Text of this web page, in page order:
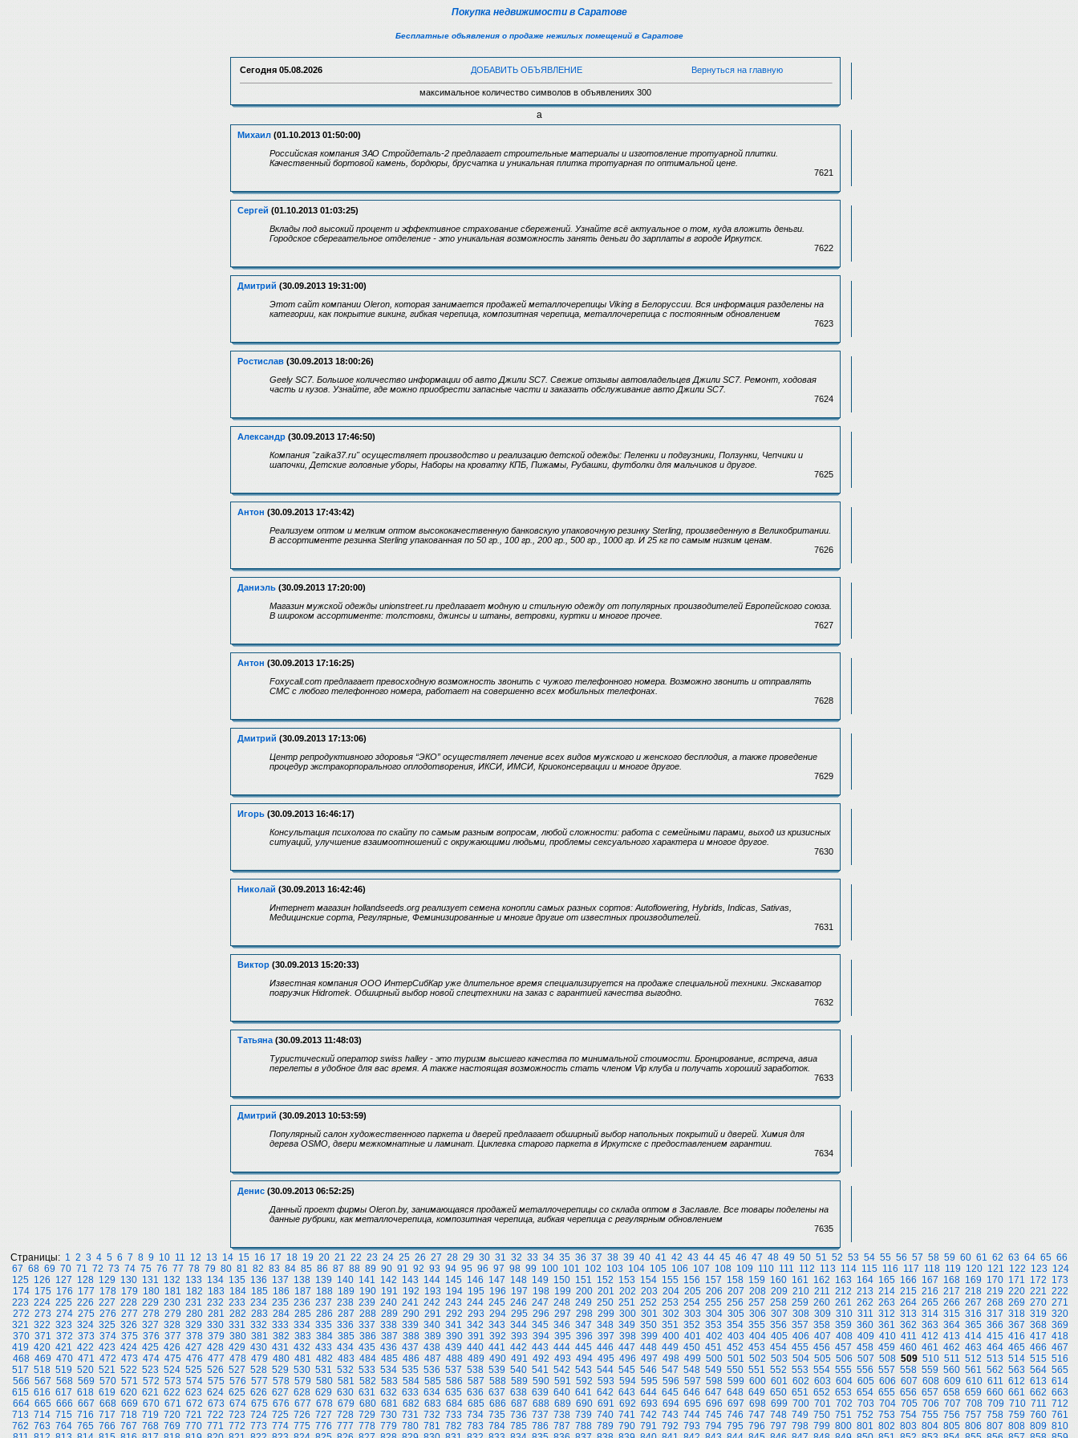
Покупка недвижимости в Саратове
Бесплатные объявления о продаже нежилых помещений в Саратове
Сегодня 05.08.2026 ДОБАВИТЬ ОБЪЯВЛЕНИЕ Вернуться на главную
максимальное количество символов в объявлениях 300
а
Михаил (01.10.2013 01:50:00)
Российская компания ЗАО Стройдеталь-2 предлагает строительные материалы и изготовление тротуарной плитки.
Качественный бортовой камень, бордюры, брусчатка и уникальная плитка тротуарная по оптимальной цене.
7621
Сергей (01.10.2013 01:03:25)
Вклады под высокий процент и эффективное страхование сбережений. Узнайте всё актуальное о том, куда вложить деньги.
Городское сберегательное отделение - это уникальная возможность занять деньги до зарплаты в городе Иркутск.
7622
Дмитрий (30.09.2013 19:31:00)
Этот сайт компании Oleron, которая занимается продажей металлочерепицы Viking в Белоруссии. Вся информация разделены на
категории, как покрытие викинг, гибкая черепица, композитная черепица, металлочерепица с постоянным обновлением
7623
Ростислав (30.09.2013 18:00:26)
Geely SC7. Большое количество информации об авто Джили SC7. Свежие отзывы автовладельцев Джили SC7. Ремонт, ходовая
часть и кузов. Узнайте, где можно приобрести запасные части и заказать обслуживание авто Джили SC7.
7624
Александр (30.09.2013 17:46:50)
Компания "zaika37.ru" осуществляет производство и реализацию детской одежды: Пеленки и подгузники, Ползунки, Чепчики и
шапочки, Детские головные уборы, Наборы на кроватку КПБ, Пижамы, Рубашки, футболки для мальчиков и другое.
7625
Антон (30.09.2013 17:43:42)
Реализуем оптом и мелким оптом высококачественную банковскую упаковочную резинку Sterling, произведенную в Великобритании.
В ассортименте резинка Sterling упакованная по 50 гр., 100 гр., 200 гр., 500 гр., 1000 гр. И 25 кг по самым низким ценам.
7626
Даниэль (30.09.2013 17:20:00)
Магазин мужской одежды unionstreet.ru предлагает модную и стильную одежду от популярных производителей Европейского союза.
В широком ассортименте: толстовки, джинсы и штаны, ветровки, куртки и многое прочее.
7627
Антон (30.09.2013 17:16:25)
Foxycall.com предлагает превосходную возможность звонить с чужого телефонного номера. Возможно звонить и отправлять
СМС с любого телефонного номера, работает на совершенно всех мобильных телефонах.
7628
Дмитрий (30.09.2013 17:13:06)
Центр репродуктивного здоровья “ЭКО” осуществляет лечение всех видов мужского и женского бесплодия, а также проведение
процедур экстракорпорального оплодотворения, ИКСИ, ИМСИ, Криоконсервации и многое другое.
7629
Игорь (30.09.2013 16:46:17)
Консультация психолога по скайпу по самым разным вопросам, любой сложности: работа с семейными парами, выход из кризисных
ситуаций, улучшение взаимоотношений с окружающими людьми, проблемы сексуального характера и многое другое.
7630
Николай (30.09.2013 16:42:46)
Интернет магазин hollandseeds.org реализует семена конопли самых разных сортов: Autoflowering, Hybrids, Indicas, Sativas,
Медицинские сорта, Регулярные, Феминизированные и многие другие от известных производителей.
7631
Виктор (30.09.2013 15:20:33)
Известная компания ООО ИнтерСибКар уже длительное время специализируется на продаже специальной техники. Экскаватор
погрузчик Hidromek. Обширный выбор новой спецтехники на заказ с гарантией качества выгодно.
7632
Татьяна (30.09.2013 11:48:03)
Туристический оператор swiss halley - это туризм высшего качества по минимальной стоимости. Бронирование, встреча, авиа
перелеты в удобное для вас время. А также настоящая возможность стать членом Vip клуба и получать хороший заработок.
7633
Дмитрий (30.09.2013 10:53:59)
Популярный салон художественного паркета и дверей предлагает обширный выбор напольных покрытий и дверей. Химия для
дерева OSMO, двери межкомнатные и ламинат. Циклевка старого паркета в Иркутске с предоставлением гарантии.
7634
Денис (30.09.2013 06:52:25)
Данный проект фирмы Oleron.by, занимающаяся продажей металлочерепицы со склада оптом в Заславле. Все товары поделены на
данные рубрики, как металлочерепица, композитная черепица, гибкая черепица с регулярным обновлением
7635
Страницы: 1 2 3 4 5 6 7 8 9 10 11 12 13 14 15 16 17 18 19 20 21 22 23 24 25 26 27 28 29 30 31 32 33 34 35 36 37 38 39 40 41 42 43 44 45 46 47 48 49 50 51 52 53 54 55 56 57 58 59 60 61 62 63 64 65 66
67 68 69 70 71 72 73 74 75 76 77 78 79 80 81 82 83 84 85 86 87 88 89 90 91 92 93 94 95 96 97 98 99 100 101 102 103 104 105 106 107 108 109 110 111 112 113 114 115 116 117 118 119 120 121 122 123 124
125 126 127 128 129 130 131 132 133 134 135 136 137 138 139 140 141 142 143 144 145 146 147 148 149 150 151 152 153 154 155 156 157 158 159 160 161 162 163 164 165 166 167 168 169 170 171 172 173
174 175 176 177 178 179 180 181 182 183 184 185 186 187 188 189 190 191 192 193 194 195 196 197 198 199 200 201 202 203 204 205 206 207 208 209 210 211 212 213 214 215 216 217 218 219 220 221 222
223 224 225 226 227 228 229 230 231 232 233 234 235 236 237 238 239 240 241 242 243 244 245 246 247 248 249 250 251 252 253 254 255 256 257 258 259 260 261 262 263 264 265 266 267 268 269 270 271
272 273 274 275 276 277 278 279 280 281 282 283 284 285 286 287 288 289 290 291 292 293 294 295 296 297 298 299 300 301 302 303 304 305 306 307 308 309 310 311 312 313 314 315 316 317 318 319 320
321 322 323 324 325 326 327 328 329 330 331 332 333 334 335 336 337 338 339 340 341 342 343 344 345 346 347 348 349 350 351 352 353 354 355 356 357 358 359 360 361 362 363 364 365 366 367 368 369
370 371 372 373 374 375 376 377 378 379 380 381 382 383 384 385 386 387 388 389 390 391 392 393 394 395 396 397 398 399 400 401 402 403 404 405 406 407 408 409 410 411 412 413 414 415 416 417 418
419 420 421 422 423 424 425 426 427 428 429 430 431 432 433 434 435 436 437 438 439 440 441 442 443 444 445 446 447 448 449 450 451 452 453 454 455 456 457 458 459 460 461 462 463 464 465 466 467
468 469 470 471 472 473 474 475 476 477 478 479 480 481 482 483 484 485 486 487 488 489 490 491 492 493 494 495 496 497 498 499 500 501 502 503 504 505 506 507 508 509 510 511 512 513 514 515 516
517 518 519 520 521 522 523 524 525 526 527 528 529 530 531 532 533 534 535 536 537 538 539 540 541 542 543 544 545 546 547 548 549 550 551 552 553 554 555 556 557 558 559 560 561 562 563 564 565
566 567 568 569 570 571 572 573 574 575 576 577 578 579 580 581 582 583 584 585 586 587 588 589 590 591 592 593 594 595 596 597 598 599 600 601 602 603 604 605 606 607 608 609 610 611 612 613 614
615 616 617 618 619 620 621 622 623 624 625 626 627 628 629 630 631 632 633 634 635 636 637 638 639 640 641 642 643 644 645 646 647 648 649 650 651 652 653 654 655 656 657 658 659 660 661 662 663
664 665 666 667 668 669 670 671 672 673 674 675 676 677 678 679 680 681 682 683 684 685 686 687 688 689 690 691 692 693 694 695 696 697 698 699 700 701 702 703 704 705 706 707 708 709 710 711 712
713 714 715 716 717 718 719 720 721 722 723 724 725 726 727 728 729 730 731 732 733 734 735 736 737 738 739 740 741 742 743 744 745 746 747 748 749 750 751 752 753 754 755 756 757 758 759 760 761
762 763 764 765 766 767 768 769 770 771 772 773 774 775 776 777 778 779 780 781 782 783 784 785 786 787 788 789 790 791 792 793 794 795 796 797 798 799 800 801 802 803 804 805 806 807 808 809 810